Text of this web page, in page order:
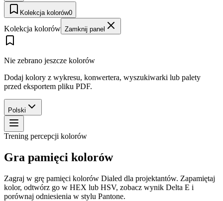
Kolekcja kolorów0
Kolekcja kolorów Zamknij panel
Nie zebrano jeszcze kolorów
Dodaj kolory z wykresu, konwertera, wyszukiwarki lub palety
przed eksportem pliku PDF.
Polski
Trening percepcji kolorów
Gra pamięci kolorów
Zagraj w grę pamięci kolorów Dialed dla projektantów. Zapamiętaj
kolor, odtwórz go w HEX lub HSV, zobacz wynik Delta E i
porównaj odniesienia w stylu Pantone.